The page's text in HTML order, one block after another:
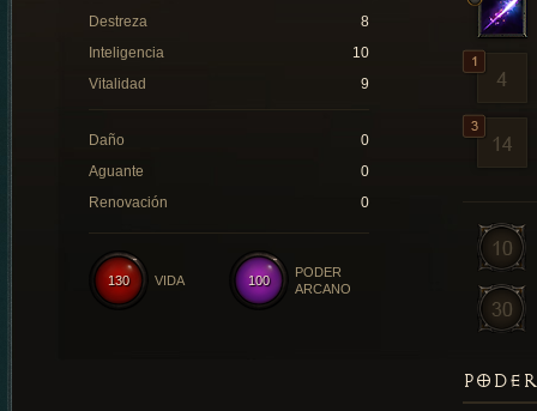
Destreza
8
Inteligencia
10
Vitalidad
9
Daño
0
Aguante
0
Renovación
0
100
PODER
ARCANO
130 VIDA